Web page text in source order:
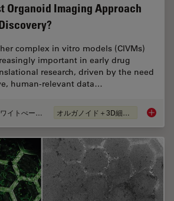
Organoid Imaging Approach
complex in vitro models (CIVMs)
important in early drug
research, driven by the need
human-relevant data…
ホワイトぺーパー オルガノイド＋3D細胞培養